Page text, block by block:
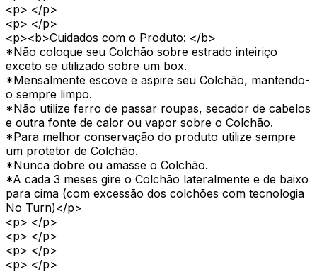
<p> </p>
<p> </p>
<p><b>Cuidados com o Produto: </b>
*Não coloque seu Colchão sobre estrado inteiriço
exceto se utilizado sobre um box.
*Mensalmente escove e aspire seu Colchão, mantendo-
o sempre limpo.
*Não utilize ferro de passar roupas, secador de cabelos
e outra fonte de calor ou vapor sobre o Colchão.
*Para melhor conservação do produto utilize sempre
um protetor de Colchão.
*Nunca dobre ou amasse o Colchão.
*A cada 3 meses gire o Colchão lateralmente e de baixo
para cima (com excessão dos colchões com tecnologia
No Turn)</p>
<p> </p>
<p> </p>
<p> </p>
<p> </p>